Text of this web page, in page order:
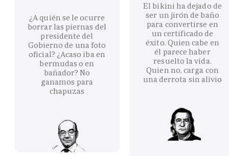
¿A quién se le ocurre
borrar las piernas del
presidente del
Gobierno de una foto
oficial? ¿Acaso iba en
bermudas o en
bañador? No
ganamos para
chapuzas
El bikini ha dejado de
ser un jirón de baño
para convertirse en
un certificado de
éxito. Quien cabe en
él parece haber
resuelto la vida.
Quien no, carga con
una derrota sin alivio